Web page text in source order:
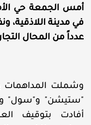
أمس الجمعة حي
في مدينة
عدداً من المحال
وشملت
"ستيشن" و"سول"
أفادت بتوقيف